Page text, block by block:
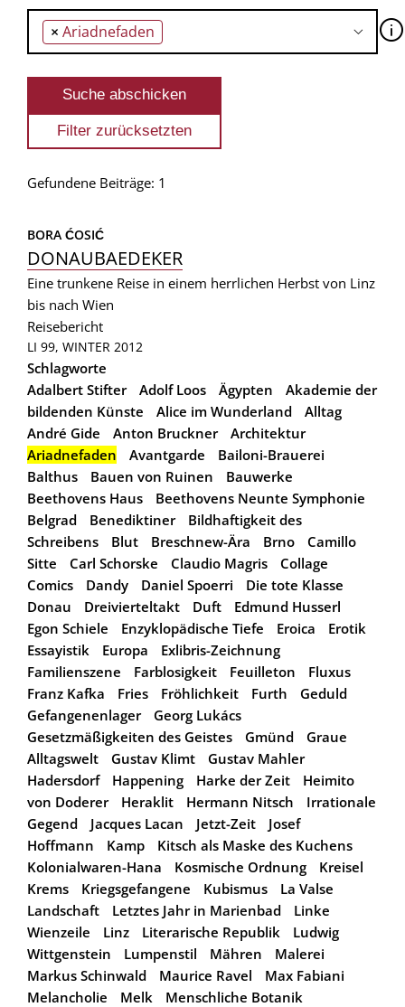
× Ariadnefaden 🛈
Gefundene Beiträge: 1
BORA ĆOSIĆ
DONAUBAEDEKER
Eine trunkene Reise in einem herrlichen Herbst von Linz
bis nach Wien
Reisebericht
LI 99, WINTER 2012
Schlagworte
Adalbert Stifter
Adolf Loos Ägypten
Akademie der
bildenden Künste
Alice im Wunderland
Alltag
André Gide
Anton Bruckner
Architektur
Ariadnefaden
Avantgarde
Bailoni-Brauerei
Balthus
Bauen von Ruinen
Bauwerke
Beethovens Haus
Beethovens Neunte Symphonie
Belgrad
Benediktiner
Bildhaftigkeit des
Schreibens
Blut Breschnew-Ära Brno
Camillo
Sitte
Carl Schorske Claudio Magris
Collage
Comics
Dandy Daniel Spoerri
Die tote Klasse
Donau
Dreivierteltakt Duft
Edmund Husserl
Egon Schiele
Enzyklopädische Tiefe Eroica
Erotik
Essayistik
Europa
Exlibris-Zeichnung
Familienszene
Farblosigkeit Feuilleton
Fluxus
Franz Kafka
Fries Fröhlichkeit Furth
Geduld
Gefangenenlager
Georg Lukács
Gesetzmäßigkeiten des Geistes
Gmünd
Graue
Alltagswelt
Gustav Klimt
Gustav Mahler
Hadersdorf
Happening Harke der Zeit
Heimito
von Doderer
Heraklit Hermann Nitsch
Irrationale
Gegend
Jacques Lacan Jetzt-Zeit
Josef
Hoffmann
Kamp
Kitsch als Maske des Kuchens
Kolonialwaren-Hana
Kosmische Ordnung
Kreisel
Krems
Kriegsgefangene Kubismus
La Valse
Landschaft
Letztes Jahr in Marienbad
Linke
Wienzeile
Linz Literarische Republik
Ludwig
Wittgenstein
Lumpenstil Mähren
Malerei
Markus Schinwald
Maurice Ravel
Max Fabiani
Melancholie
Melk
Menschliche Botanik